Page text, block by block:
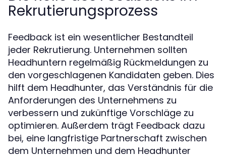
Rekrutierungsprozess
Feedback ist ein wesentlicher Bestandteil
jeder Rekrutierung. Unternehmen sollten
Headhuntern regelmäßig Rückmeldungen zu
den vorgeschlagenen Kandidaten geben. Dies
hilft dem Headhunter, das Verständnis für die
Anforderungen des Unternehmens zu
verbessern und zukünftige Vorschläge zu
optimieren. Außerdem trägt Feedback dazu
bei, eine langfristige Partnerschaft zwischen
dem Unternehmen und dem Headhunter